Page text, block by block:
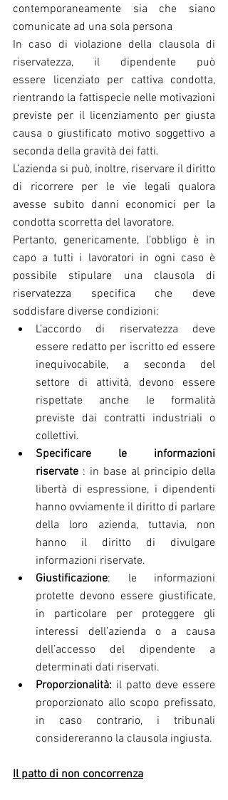
contemporaneamente sia che siano
comunicate ad una sola persona
In caso di violazione della clausola di
riservatezza, il dipendente può
essere licenziato per cattiva condotta,
rientrando la fattispecie nelle motivazioni
previste per il licenziamento per giusta
causa o giustificato motivo soggettivo a
seconda della gravità dei fatti.
L’azienda si può, inoltre, riservare il diritto
di ricorrere per le vie legali qualora
avesse subito danni economici per la
condotta scorretta del lavoratore.
Pertanto, genericamente, l’obbligo è in
capo a tutti i lavoratori in ogni caso è
possibile stipulare una clausola di
riservatezza specifica che deve
soddisfare diverse condizioni:
L’accordo di riservatezza deve
essere redatto per iscritto ed essere
inequivocabile, a seconda del
settore di attività, devono essere
rispettate anche le formalità
previste dai contratti industriali o
collettivi.
Specificare le informazioni
riservate : in base al principio della
libertà di espressione, i dipendenti
hanno ovviamente il diritto di parlare
della loro azienda, tuttavia, non
hanno il diritto di divulgare
informazioni riservate.
Giustificazione: le informazioni
protette devono essere giustificate,
in particolare per proteggere gli
interessi dell’azienda o a causa
dell’accesso del dipendente a
determinati dati riservati.
Proporzionalità: il patto deve essere
proporzionato allo scopo prefissato,
in caso contrario, i tribunali
considereranno la clausola ingiusta.
Il patto di non concorrenza